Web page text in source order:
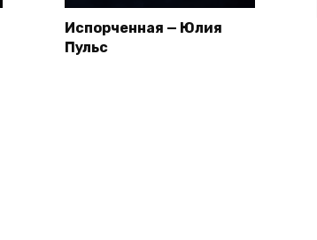
Испорченная — Юлия
Пульс